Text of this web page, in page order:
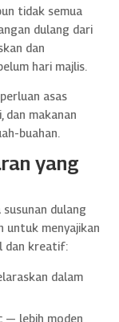
tidak semua
dulang dari
dan
hari majlis.
asas
dan makanan
buahan.
yang
dulang
untuk menyajikan
dan kreatif:
dalam
— lebih moden